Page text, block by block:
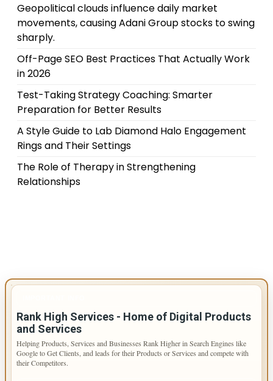
Geopolitical clouds influence daily market
movements, causing Adani Group stocks to swing
sharply.
Off-Page SEO Best Practices That Actually Work
in 2026
Test-Taking Strategy Coaching: Smarter
Preparation for Better Results
A Style Guide to Lab Diamond Halo Engagement
Rings and Their Settings
The Role of Therapy in Strengthening
Relationships
Rank High Services - Home of Digital Products
and Services
Helping Products, Services and Businesses Rank Higher in Search Engines like
Google to Get Clients, and leads for their Products or Services and compete with
their Competitors.